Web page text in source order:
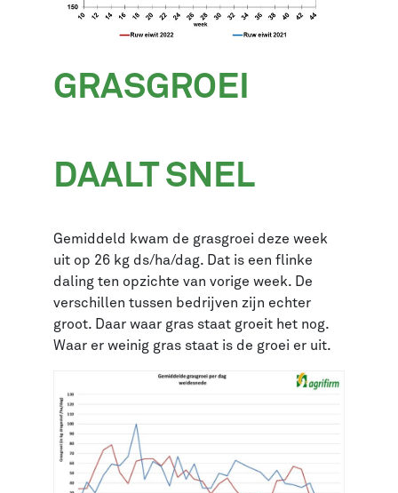
GRASGROEI
DAALT SNEL
Gemiddeld kwam de grasgroei deze week
uit op 26 kg ds/ha/dag. Dat is een flinke
daling ten opzichte van vorige week. De
verschillen tussen bedrijven zijn echter
groot. Daar waar gras staat groeit het nog.
Waar er weinig gras staat is de groei er uit.